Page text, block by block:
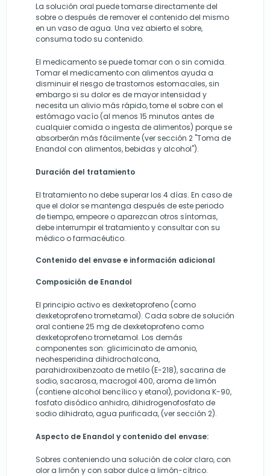
La solución oral puede tomarse directamente del
sobre o después de remover el contenido del mismo
en un vaso de agua. Una vez abierto el sobre,
consuma todo su contenido.
El medicamento se puede tomar con o sin comida.
Tomar el medicamento con alimentos ayuda a
disminuir el riesgo de trastornos estomacales, sin
embargo si su dolor es de mayor intensidad y
necesita un alivio más rápido, tome el sobre con el
estómago vacío (al menos 15 minutos antes de
cualquier comida o ingesta de alimentos) porque se
absorberán más fácilmente (ver sección 2 "Toma de
Enandol con alimentos, bebidas y alcohol").
Duración del tratamiento
El tratamiento no debe superar los 4 días. En caso de
que el dolor se mantenga después de este periodo
de tiempo, empeore o aparezcan otros síntomas,
debe interrumpir el tratamiento y consultar con su
médico o farmacéutico.
Contenido del envase e información adicional
Composición de Enandol
El principio activo es dexketoprofeno (como
dexketoprofeno trometamol). Cada sobre de solución
oral contiene 25 mg de dexketoprofeno como
dexketoprofeno trometamol. Los demás
componentes son: glicirricinato de amonio,
neohesperidina dihidrochalcona,
parahidroxibenzoato de metilo (E-218), sacarina de
sodio, sacarosa, macrogol 400, aroma de limón
(contiene alcohol bencílico y etanol), povidona K-90,
fosfato disódico anhidro, dihidrogenofosfato de
sodio dihidrato, agua purificada, (ver sección 2).
Aspecto de Enandol y contenido del envase:
Sobres conteniendo una solución de color claro, con
olor a limón y con sabor dulce a limón-cítrico.